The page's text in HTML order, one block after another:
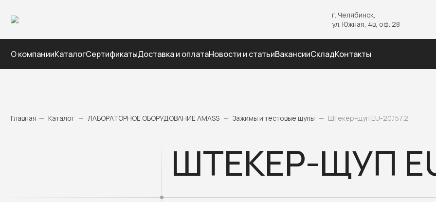
г. Челябинск,
ул. Южная, 4в, оф. 28
О компанииКаталогСертификатыДоставка и оплатаНовости и статьиВакансииСкладКонтакты
Главная — Каталог — ЛАБОРАТОРНОЕ ОБОРУДОВАНИЕ AMASS — Зажимы и тестовые щупы — Штекер-щуп EU-20.157.2
ШТЕКЕР-ЩУП